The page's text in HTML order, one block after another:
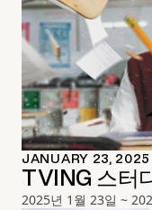
JANUARY 23, 2025
TVING 스터
2025년 1월 23일 ~